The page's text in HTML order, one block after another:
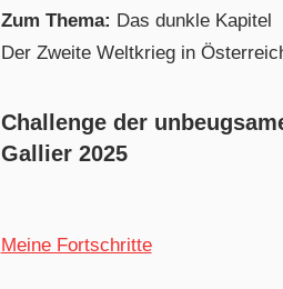
Zum Thema: Das dunkle Kapitel
Der Zweite Weltkrieg in
Challenge der
Gallier 2025
Meine Fortschritte